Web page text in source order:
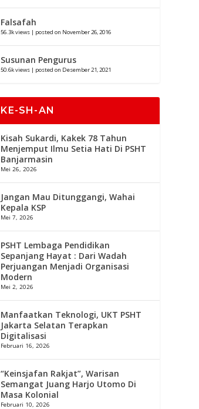
Falsafah
56.3k views | posted on November 26, 2016
Susunan Pengurus
50.6k views | posted on Desember 21, 2021
KE-SH-AN
Kisah Sukardi, Kakek 78 Tahun
Menjemput Ilmu Setia Hati Di PSHT
Banjarmasin
Mei 26, 2026
Jangan Mau Ditunggangi, Wahai
Kepala KSP
Mei 7, 2026
PSHT Lembaga Pendidikan
Sepanjang Hayat : Dari Wadah
Perjuangan Menjadi Organisasi
Modern
Mei 2, 2026
Manfaatkan Teknologi, UKT PSHT
Jakarta Selatan Terapkan
Digitalisasi
Februari 16, 2026
“Keinsjafan Rakjat”, Warisan
Semangat Juang Harjo Utomo Di
Masa Kolonial
Februari 10, 2026